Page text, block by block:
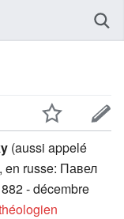
(aussi appelé
, en russe: Павел
- décembre